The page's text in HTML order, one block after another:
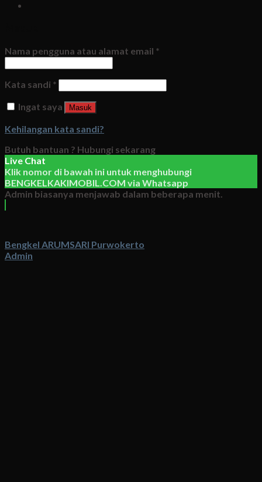
Nama pengguna atau alamat email *
Kata sandi *
Ingat saya
Masuk
Kehilangan kata sandi?
Butuh bantuan ? Hubungi sekarang
Live Chat
Klik nomor di bawah ini untuk menghubungi
BENGKELKAKIMOBIL.COM via Whatsapp
Admin biasanya menjawab dalam beberapa menit.
Bengkel ARUMSARI Purwokerto
Admin